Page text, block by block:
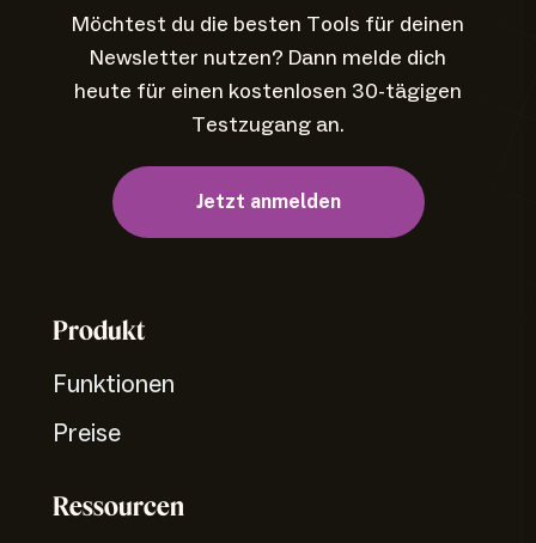
Möchtest du die besten Tools für deinen
Newsletter nutzen? Dann melde dich
heute für einen kostenlosen 30-tägigen
Testzugang an.
Jetzt anmelden
Produkt
Funktionen
Preise
Ressourcen